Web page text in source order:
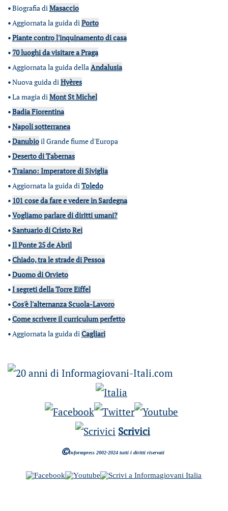
•Biografia diMasaccio
•Aggiornata la guida diPorto
•Piante contro l'inquinamento di casa
• 70 luoghi da visitare a Praga
•Aggiornata la guida dellaAndalusia
•Nuova guida diHyères
•La magia diMont St Michel
•Badia Fiorentina
•Napoli sotterranea
•Danubioil Grande fiume d'Europa
•Deserto di Tabernas
•Traiano: Imperatore di Siviglia
•Aggiornata la guida diToledo
• 101 cose da fare e vedere in Sardegna
•Vogliamo parlare di diritti umani?
•Santuario di Cristo Rei
•Il Ponte 25 de Abril
•Chiado, tra le strade di Pessoa
•Duomo di Orvieto
•I segreti della Torre Eiffel
•Cos'è l'alternanza Scuola-Lavoro
•Come scrivere il curriculum perfetto
•Aggiornata la guida diCagliari
Scrivici
©Informpress 2002-2024 tutti i diritti riservati